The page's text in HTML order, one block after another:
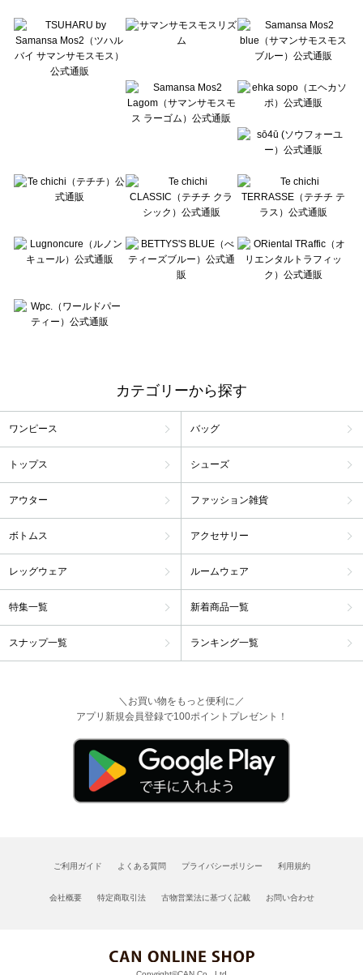
カテゴリーから探す
ワンピース バッグ
トップス シューズ
アウター ファッション雑貨
ボトムス アクセサリー
レッグウェア ルームウェア
特集一覧 新着商品一覧
スナップ一覧 ランキング一覧
＼お買い物をもっと便利に／
アプリ新規会員登録で100ポイントプレゼント！
ご利用ガイド よくある質問 プライバシーポリシー 利用規約
会社概要 特定商取引法 古物営業法に基づく記載 お問い合わせ